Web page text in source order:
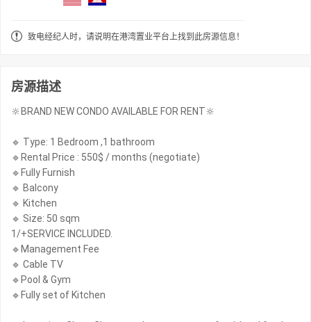
致电经纪人时，请说明在港湾置业平台上找到此房源信息！
房源描述
🔆BRAND NEW CONDO AVAILABLE FOR RENT🔆
🔹 Type: 1 Bedroom ,1 bathroom
🔹Rental Price : 550$ / months (negotiate)
🔹Fully Furnish
🔹 Balcony
🔹 Kitchen
🔹 Size: 50 sqm
1/+SERVICE INCLUDED.
🔹Management Fee
🔹 Cable TV
🔹Pool & Gym
🔹Fully set of Kitchen